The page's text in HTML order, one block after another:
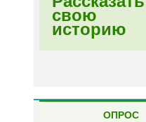
свою
историю
ОПРОС